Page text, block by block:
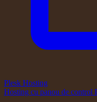
Plesk Hosting
Hosting cu panou de control